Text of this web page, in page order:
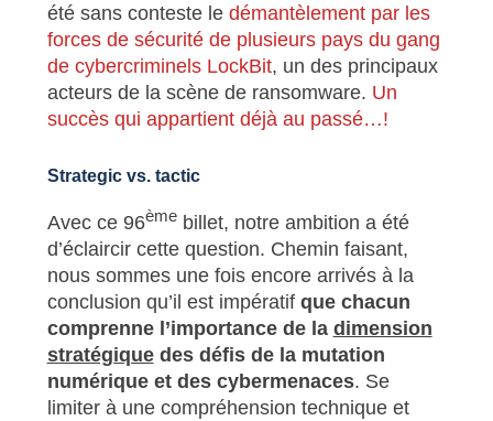
été sans conteste le démantèlement par les
forces de sécurité de plusieurs pays du gang
de cybercriminels LockBit, un des principaux
acteurs de la scène de ransomware. Un
succès qui appartient déjà au passé…!
Strategic vs. tactic
Avec ce 96èmebillet, notre ambition a été
d’éclaircir cette question. Chemin faisant,
nous sommes une fois encore arrivés à la
conclusion qu’il est impératif que chacun
comprenne l’importance de la dimension
stratégiquedes défis de la mutation
numérique et des cybermenaces. Se
limiter à une compréhension technique et